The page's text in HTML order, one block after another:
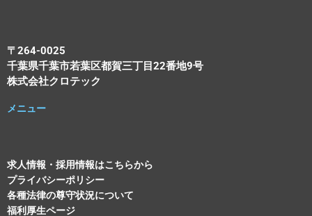
〒264-0025
千葉県千葉市若葉区都賀三丁目22番地9号
株式会社クロテック
メニュー
求人情報・採用情報はこちらから
プライバシーポリシー
各種法律の尊守状況について
福利厚生ページ